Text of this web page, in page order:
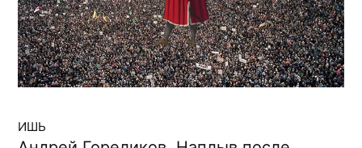
ИШЬ